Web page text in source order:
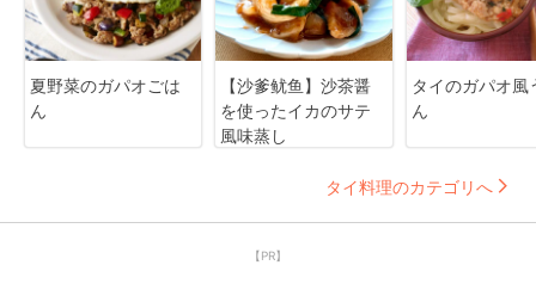
夏野菜のガパオごは
ん
【沙爹鱿鱼】沙茶醤
を使ったイカのサテ
風味蒸し
タイのガパオ風
ん
タイ料理のカテゴリへ
【PR】